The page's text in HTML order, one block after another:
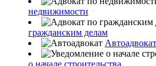
недвижимости
гражданским делам
Автоадвокат
о начале строительства